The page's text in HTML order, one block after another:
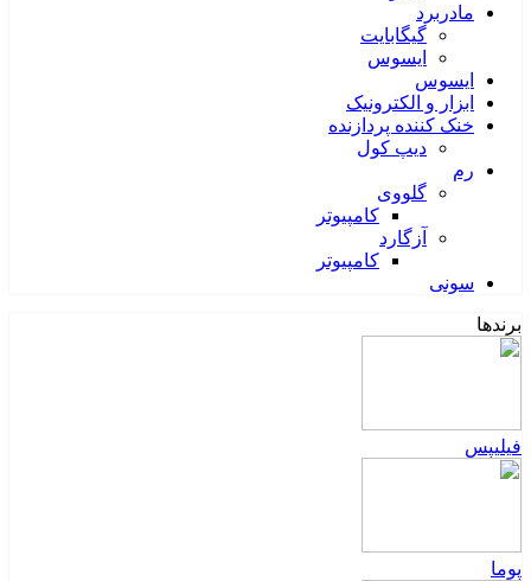
مادربرد
گیگابایت
ایسوس
ایسوس
ابزار و الکترونیک
خنک کننده پردازنده
دیپ کول
رم
گلووی
کامپیوتر
آزگارد
کامپیوتر
سونی
برندها
فیلیپس
پوما